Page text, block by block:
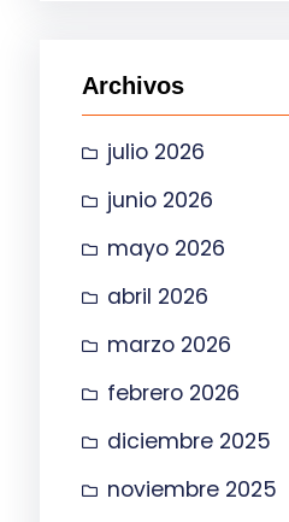
a
Archivos
julio 2026
junio 2026
mayo 2026
abril 2026
marzo 2026
febrero 2026
diciembre 2025
noviembre 2025